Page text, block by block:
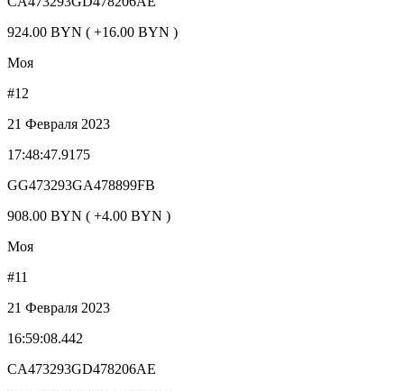
924.00 BYN ( +16.00 BYN )
Моя
#12
21 Февраля 2023
17:48:47.9175
GG473293GA478899FB
908.00 BYN ( +4.00 BYN )
Моя
#11
21 Февраля 2023
16:59:08.442
CA473293GD478206AE